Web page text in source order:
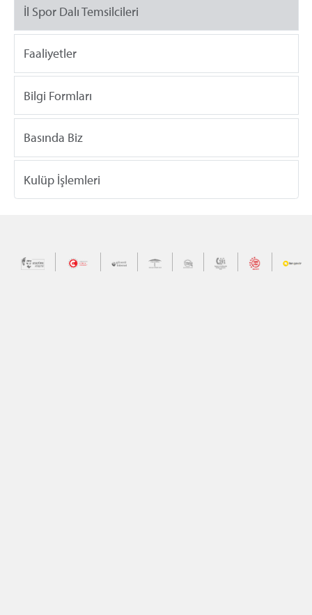
İl Spor Dalı Temsilcileri
Faaliyetler
Bilgi Formları
Basında Biz
Kulüp İşlemleri